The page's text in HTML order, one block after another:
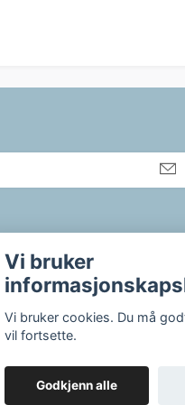
medier
Vi bruker
Vi bruker cookies. Du må
vil fortsette.
Godkjenn alle